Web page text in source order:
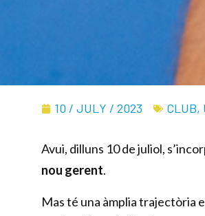
10 / JULY / 2023 CLUB,
Avui, dilluns 10 de juliol,
nou gerent.
Mas té una àmplia trajectòria